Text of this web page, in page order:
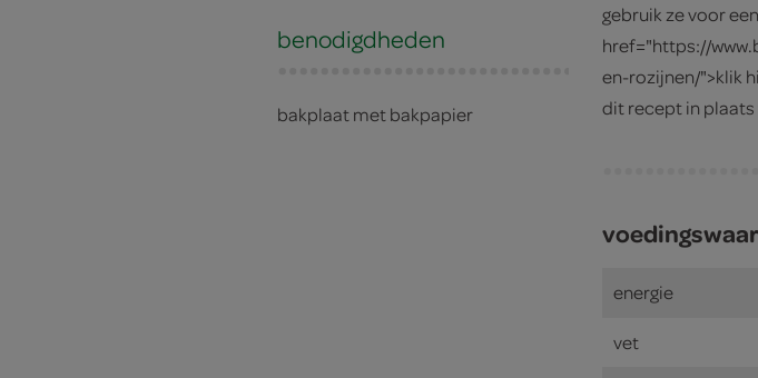
benodigdheden
bakplaat met bakpapier
gebruik ze voor
href="https://
en-rozijnen/">klik
dit recept in
energie
vet